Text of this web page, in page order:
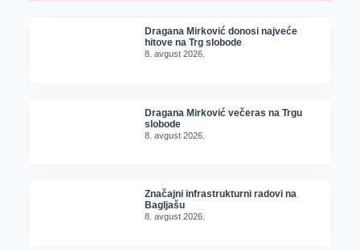
Dragana Mirković donosi najveće
hitove na Trg slobode
8. avgust 2026.
Dragana Mirković večeras na Trgu
slobode
8. avgust 2026.
Značajni infrastrukturni radovi na
Bagljašu
8. avgust 2026.